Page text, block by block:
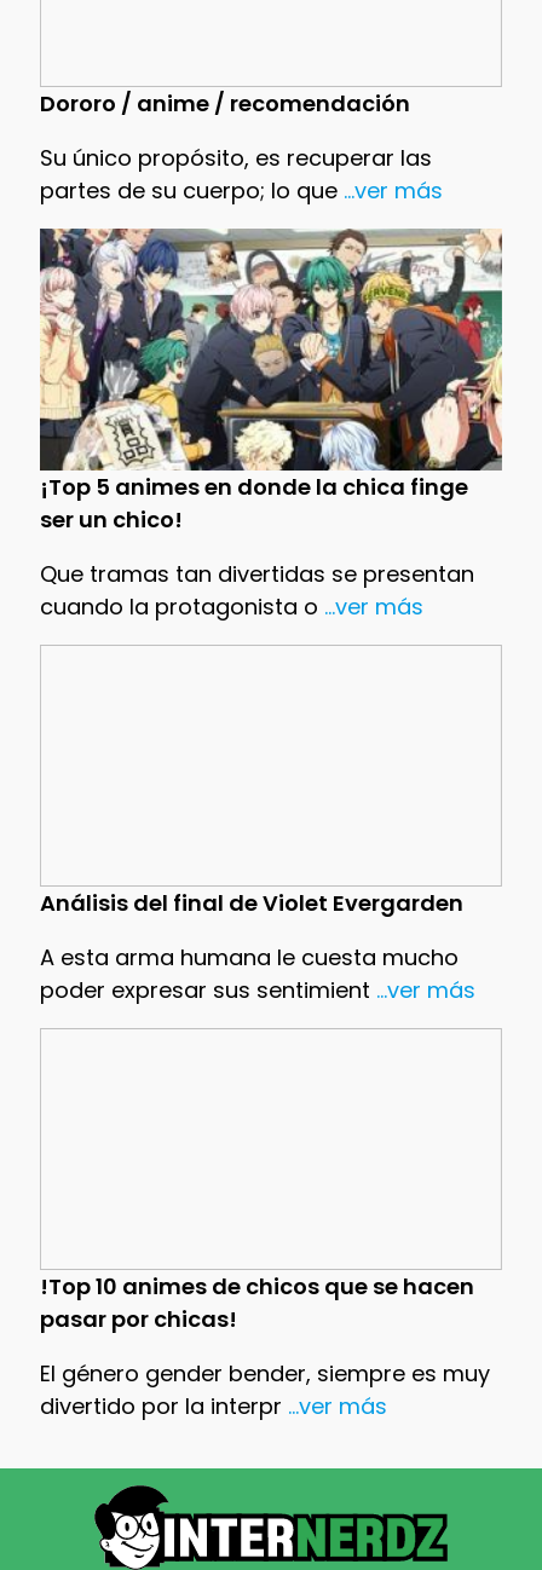
Dororo / anime / recomendación
Su único propósito, es recuperar las
partes de su cuerpo; lo que...ver más
¡Top 5 animes en donde la chica finge
ser un chico!
Que tramas tan divertidas se presentan
cuando la protagonista o ...ver más
Análisis del final de Violet Evergarden
A esta arma humana le cuesta mucho
poder expresar sus sentimient ...ver más
!Top 10 animes de chicos que se hacen
pasar por chicas!
El género gender bender, siempre es muy
divertido por la interpr ...ver más